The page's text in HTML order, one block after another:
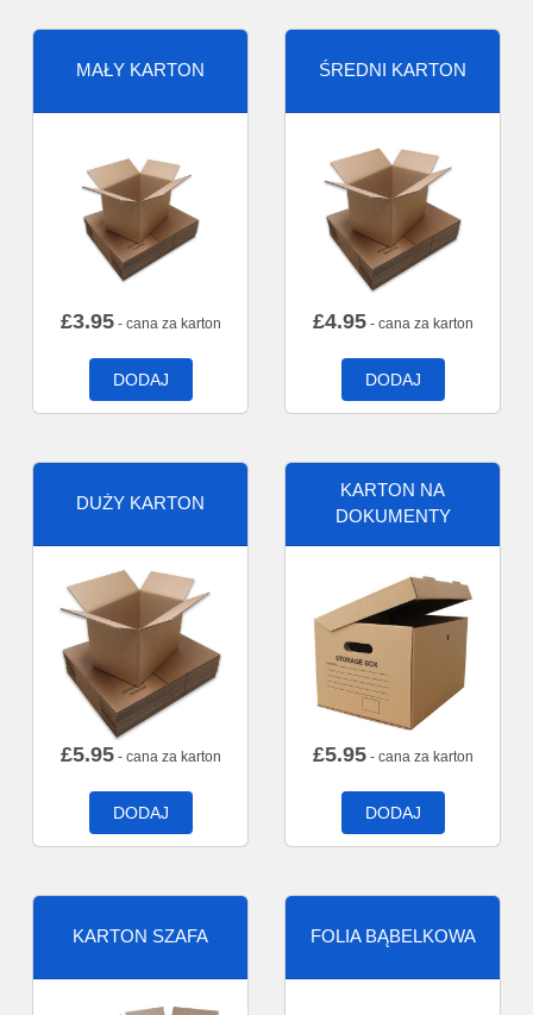
MAŁY KARTON
£3.95- cana za karton
DODAJ
ŚREDNI KARTON
£4.95- cana za karton
DODAJ
DUŻY KARTON
£5.95- cana za karton
DODAJ
KARTON NA
DOKUMENTY
£5.95- cana za karton
DODAJ
KARTON SZAFA FOLIA BĄBELKOWA